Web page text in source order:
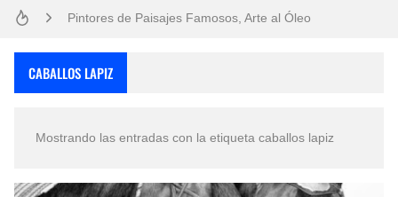
Pintores de Paisajes Famosos, Arte al Óleo
San Valentín Dibujos a Lápiz del 14 de Febrero
CABALLOS LAPIZ
Mostrando las entradas con la etiqueta caballos lapiz